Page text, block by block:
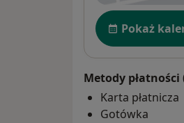
Dostępność
Pokaż
Metody
Karta płatnicza
Gotówka